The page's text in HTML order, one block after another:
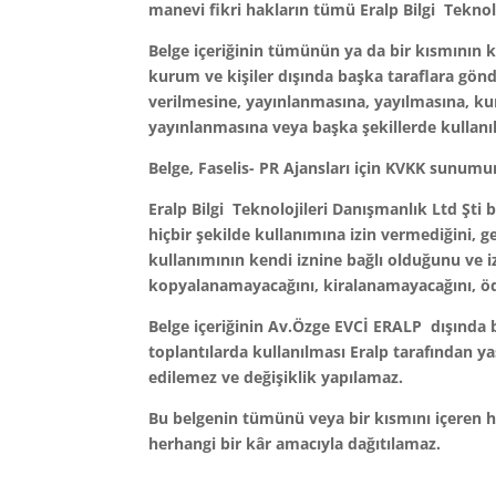
manevi fikri hakların tümü Eralp Bilgi
Belge içeriğinin tümünün ya da bir
kurum ve kişiler dışında başka taraflara
verilmesine, yayınlanmasına, yayılmasına,
yayınlanmasına veya başka şekillerde
Belge, Faselis- PR Ajansları için KVKK
Eralp Bilgi Teknolojileri Danışmanlık Ltd Şti
hiçbir şekilde kullanımına izin vermediğini,
kullanımının kendi iznine bağlı olduğunu
kopyalanamayacağını,
Belge içeriğinin Av.Özge EVCİ ERALP
toplantılarda kullanılması Eralp tarafından
edilemez ve değişiklik yapılamaz.
Bu belgenin tümünü veya bir kısmını
herhangi bir kâr amacıyla dağıtılamaz.